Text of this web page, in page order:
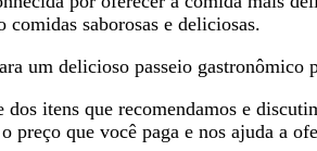
comidas saborosas e deliciosas.
um delicioso passeio gastronômico
dos itens que recomendamos e
preço que você paga e nos ajuda a